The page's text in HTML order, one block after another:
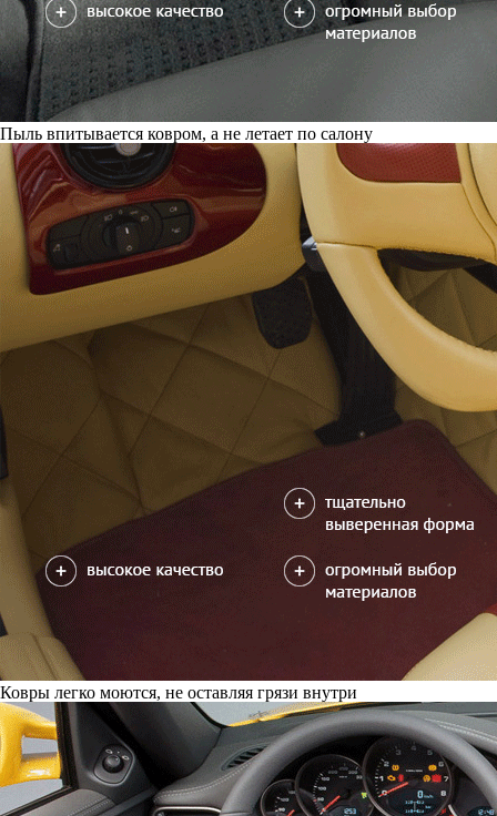
Пыль впитывается ковром, а не летает по салону
Ковры легко моются, не оставляя грязи внутри